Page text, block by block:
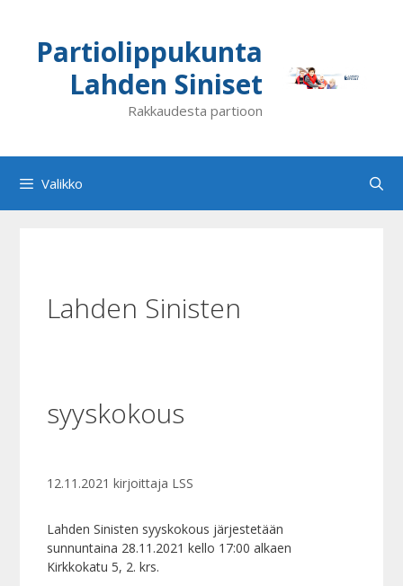
Partiolippukunta
Lahden Siniset
Rakkaudesta partioon
Valikko
Lahden Sinisten
syyskokous
12.11.2021 kirjoittaja LSS
Lahden Sinisten syyskokous järjestetään
sunnuntaina 28.11.2021 kello 17:00 alkaen
Kirkkokatu 5, 2. krs.